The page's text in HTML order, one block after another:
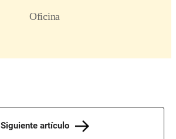
Siguiente artículo